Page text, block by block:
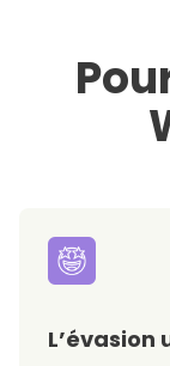
L’évasion